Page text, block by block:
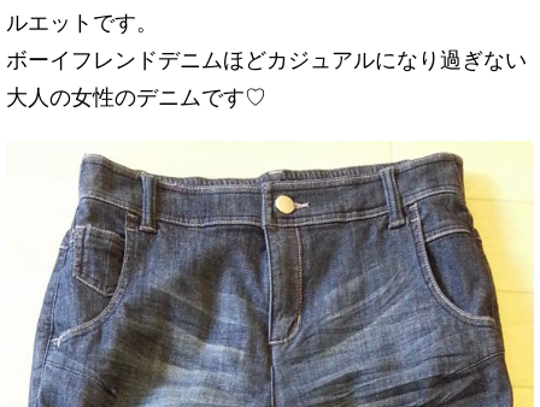
ルエットです。
ボーイフレンドデニムほどカジュアルになり過ぎない
大人の女性のデニムです♡